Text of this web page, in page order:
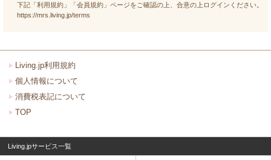
下記「利用規約」「会員規約」ページをご確認の上、合意の上ログインください。
https://mrs.living.jp/terms
Living.jp利用規約
個人情報について
消費税表記について
TOP
Living.jpサービス一覧